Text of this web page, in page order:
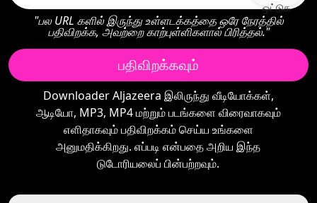
ஒட்டுக
"பல URL களில் இருந்து உள்ளடக்கத்தை ஒரே நேரத்தில்
பதிவிறக்க, அவற்றை காற்புள்ளிகளால் பிரித்தல்."
பதிவிறக்கவும்
Downloader Aljazeera இலிருந்து வீடியோக்கள்,
ஆடியோ, MP3, MP4 மற்றும் படங்களை விரைவாகவும்
எளிதாகவும் பதிவிறக்கம் செய்ய உங்களை
அனுமதிக்கிறது. எப்படி என்பதை அறிய இந்த
டுடோரியலைப் பின்பற்றவும்.